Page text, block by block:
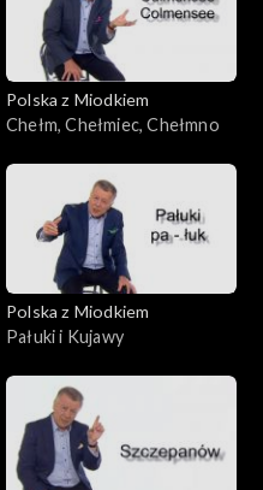
Polska z Miodkiem
Chełm, Chełmiec, Chełmno
Polska z Miodkiem
Pałuki i Kujawy